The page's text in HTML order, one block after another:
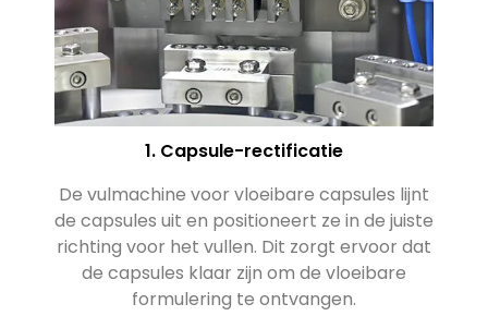
1. Capsule-rectificatie
De vulmachine voor vloeibare capsules lijnt
de capsules uit en positioneert ze in de juiste
richting voor het vullen. Dit zorgt ervoor dat
de capsules klaar zijn om de vloeibare
formulering te ontvangen.